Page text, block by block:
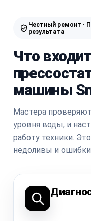
Честный ремонт ·
результата
Что
машины
Мастера
уровня воды, и
работу техники.
недоливы и ошибки